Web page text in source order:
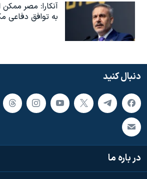
آنکارا: مصر
به توافق دفاعی
دنبال کنید
در باره ما